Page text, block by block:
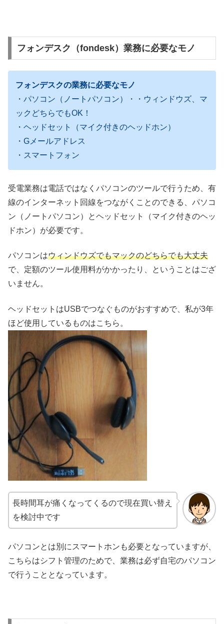
フォンデスク（fondesk）業務に必要なモノ
フォンデスクの業務に必要なモノ
・パソコン（ノートパソコン）・・ウィンドウズ、マ
ックどちらでもOK！
・ヘッドセット（マイク付きのヘッドホン）
・Gメールアドレス
・スマートフォン
受電業務は電話ではなくパソコンのツールで行うため、有
線のインターネット回線をつながくことのできる、パソコ
ン（ノートパソコン）とヘッドセット（マイク付きのヘッ
ドホン）が必要です。
パソコンはウィンドウズでもマックのどちらでも大丈夫
で、定額のツール使用料がかかったり、ということはござ
いません。
ヘッドセットはUSBでつなぐものがおすすめで、私が3年
ほど使用しているものはこちら。
長時間耳が痛くなってくるので現在買い替え
を検討中です
パソコンとは別にスマートホンも必要となっていますが、
こちらはシフト管理のためで、業務は必ず自宅のパソコン
で行うこととなっています。